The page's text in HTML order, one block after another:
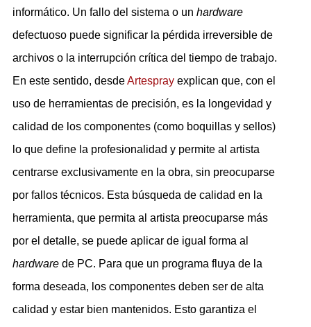
informático. Un fallo del sistema o un hardware
defectuoso puede significar la pérdida irreversible de
archivos o la interrupción crítica del tiempo de trabajo.
En este sentido, desdeArtesprayexplican que, con el
uso de herramientas de precisión, es la longevidad y
calidad de los componentes (como boquillas y sellos)
lo que define la profesionalidad y permite al artista
centrarse exclusivamente en la obra, sin preocuparse
por fallos técnicos. Esta búsqueda de calidad en la
herramienta, que permita al artista preocuparse más
por el detalle, se puede aplicar de igual forma al
hardwarede PC. Para que un programa fluya de la
forma deseada, los componentes deben ser de alta
calidad y estar bien mantenidos. Esto garantiza el